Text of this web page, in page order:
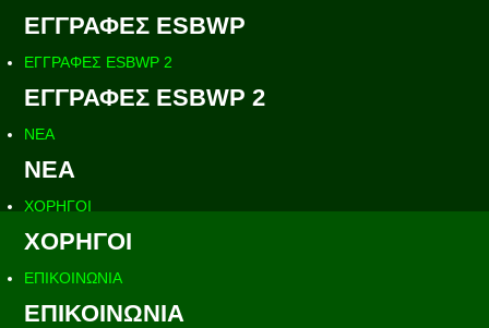
ΕΓΓΡΑΦΕΣ ESBWP
ΕΓΓΡΑΦΕΣ ESBWP 2
ΕΓΓΡΑΦΕΣ ESBWP 2
ΝΕΑ
ΝΕΑ
ΧΟΡΗΓΟΙ
ΧΟΡΗΓΟΙ
ΕΠΙΚΟΙΝΩΝΙΑ
ΕΠΙΚΟΙΝΩΝΙΑ